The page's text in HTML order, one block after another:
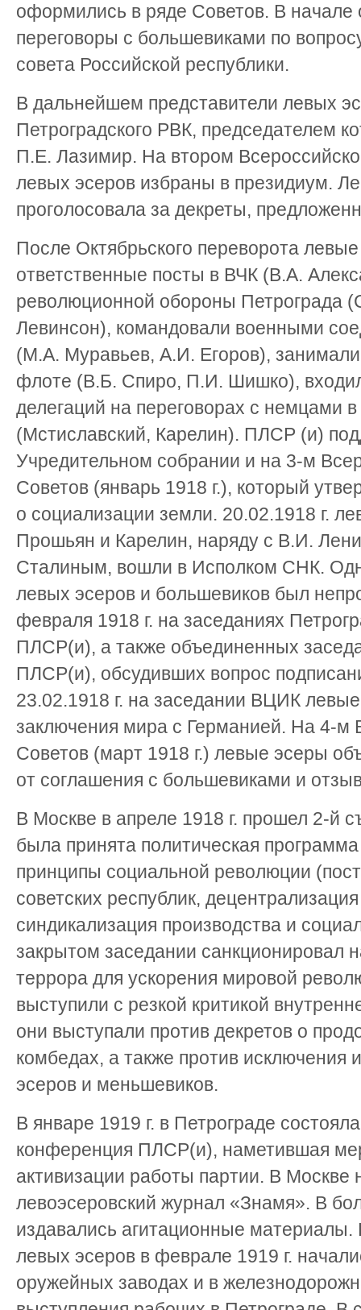
оформились в ряде Советов. В начале
переговоры с большевиками по
совета Российской республики.
В дальнейшем представители левых
Петроградского РВК, председателем
П.Е. Лазимир. На втором
левых эсеров избраны в президиум.
проголосовала за декреты,
После Октябрьского переворота
ответственные посты в ВЧК (В.А.
революционной обороны Петрограда
Левинсон), командовали военными
(М.А. Муравьев, А.И. Егоров),
флоте (В.Б. Спиро, П.И. Шишко),
делегаций на переговорах с немцами
(Мстиславский, Карелин). ПЛСР (и)
Учредительном собрании и на 3-м
Советов (январь 1918 г.), который
о социализации земли. 20.02.1918 г.
Прошьян и Карелин, наряду с В.И.
Сталиным, вошли в Исполком СНК.
левых эсеров и большевиков был
февраля 1918 г. на заседаниях
ПЛСР(и), а также объединенных
ПЛСР(и), обсудивших вопрос
23.02.1918 г. на заседании ВЦИК
заключения мира с Германией. На 4-м
Советов (март 1918 г.) левые эсеры
от соглашения с большевиками и
В Москве в апреле 1918 г. прошел 2-й
была принята политическая
принципы социальной революции
советских республик,
синдикализация производства и
закрытом заседании санкционировал
террора для ускорения мировой
выступили с резкой критикой
они выступали против декретов о
комбедах, а также против исключения
эсеров и меньшевиков.
В январе 1919 г. в Петрограде
конференция ПЛСР(и), наметившая
активизации работы партии. В Москве
левоэсеровский журнал «Знамя». В
издавались агитационные
левых эсеров в феврале 1919 г.
оружейных заводах и в